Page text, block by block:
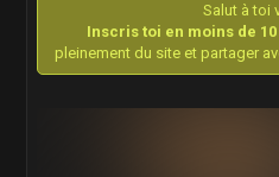
Salut à toi
Inscris toi en moins de
pleinement du site et partager